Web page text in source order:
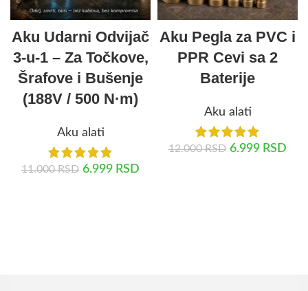
Aku Udarni Odvijač
3-u-1 – Za Točkove,
Šrafove i Bušenje
(188V / 500 N·m)
Aku alati
11.000RSD 6.999 RSD
Aku Pegla za PVC i
PPR Cevi sa 2
Baterije
Aku alati
12.000RSD 6.999 RSD